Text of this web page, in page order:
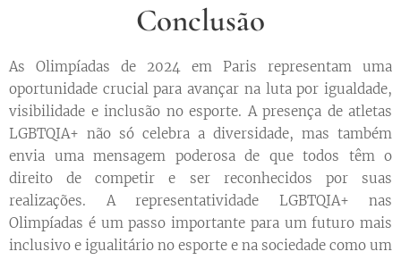
Conclusão
As Olimpíadas de 2024 em Paris representam uma
oportunidade crucial para avançar na luta por igualdade,
visibilidade e inclusão no esporte. A presença de atletas
LGBTQIA+ não só celebra a diversidade, mas também
envia uma mensagem poderosa de que todos têm o
direito de competir e ser reconhecidos por suas
realizações. A representatividade LGBTQIA+ nas
Olimpíadas é um passo importante para um futuro mais
inclusivo e igualitário no esporte e na sociedade como um